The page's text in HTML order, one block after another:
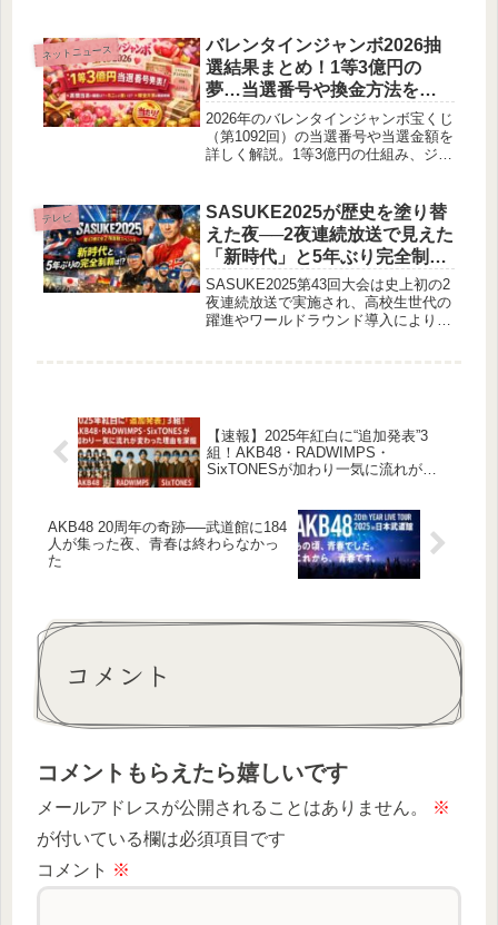
と世論の反応を詳しくまとめました。
ネットニュース
バレンタインジャンボ2026抽
選結果まとめ！1等3億円の
夢…当選番号や換金方法を徹
底解説
2026年のバレンタインジャンボ宝くじ
（第1092回）の当選番号や当選金額を
詳しく解説。1等3億円の仕組み、ジャ
た。
テレビ
SASUKE2025が歴史を塗り替
えた夜──2夜連続放送で見えた
「新時代」と5年ぶり完全制覇
の行方
SASUKE2025第43回大会は史上初の2
夜連続放送で実施され、高校生世代の
躍進やワールドラウンド導入により番
【速報】2025年紅白に“追加発表”3
組！AKB48・RADWIMPS・
SixTONESが加わり一気に流れが変
AKB48 20周年の奇跡──武道館に184
人が集った夜、青春は終わらなかっ
た
コメント
コメントもらえたら嬉しいです
メールアドレスが公開されることはありません。
※
が付いている欄は必須項目です
コメント ※